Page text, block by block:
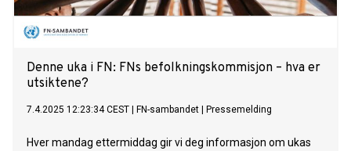
Denne uka i FN: FNs befolkningskommisjon – hva er
utsiktene?
7.4.2025 12:23:34 CEST FN-sambandet Pressemelding
Hver mandag ettermiddag gir vi deg informasjon om ukas